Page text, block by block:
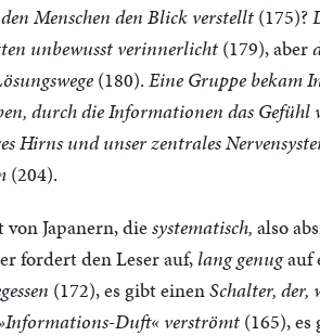
Menschen den Blick verstellt (175)?
unbewusst verinnerlicht (179), aber
(180). Eine Gruppe bekam
durch die Informationen das
Hirns und unser zentrales
(204).
Japanern, diesystematisch, also
fordert den Leser auf, lang genugauf
(172), es gibt einenSchalter,
Duft« verströmt (165),